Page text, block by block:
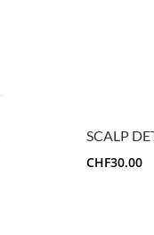
SCALP
CHF30.00